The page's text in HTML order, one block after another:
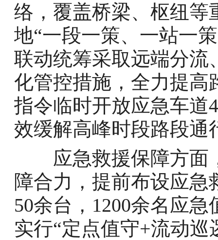
络，覆盖桥梁、枢纽等
地“一段一策、一站一
联动统筹采取远端分流
化管控措施，全力提高
指令临时开放应急车道
效缓解高峰时段路段通
应急救援保障方面
障合力，提前布设应急
50余台，1200余名应
实行“定点值守+流动巡